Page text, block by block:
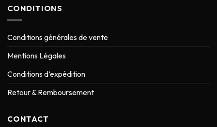
CONDITIONS
Conditions générales de vente
Mentions Légales
Conditions d’expédition
Retour & Remboursement
CONTACT